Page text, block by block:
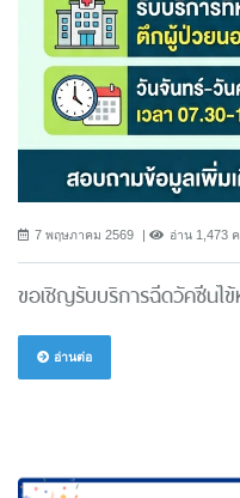
7 พฤษภาคม 2569 อ่าน 1,473
ขอเชิญรับบริการฉีดวัคซีน
อ่านต่อ